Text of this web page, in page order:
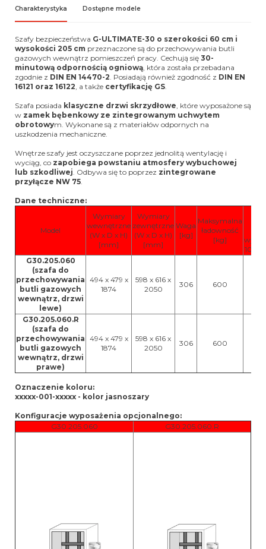
Charakterystyka Dostępne modele
Szafy bezpieczeństwa G-ULTIMATE-30 o szerokości 60 cm i
wysokości 205 cm przeznaczone są do przechowywania butli
gazowych wewnątrz pomieszczeń pracy. Cechują się 30-
minutową odpornością ogniową, która została przebadana
zgodnie z DIN EN 14470-2. Posiadają również zgodność z DIN EN
16121 oraz 16122, a także certyfikację GS.
Szafa posiada klasyczne drzwi skrzydłowe, które wyposażone są
w zamek bębenkowy ze zintegrowanym uchwytem
obrotowym. Wykonane są z materiałów odpornych na
uszkodzenia mechaniczne.
Wnętrze szafy jest oczyszczane poprzez jednolitą wentylację i
wyciąg, co zapobiega powstaniu atmosfery wybuchowej
lub szkodliwej. Odbywa się to poprzez zintegrowane
przyłącze NW 75.
Dane techniczne:
Model
Wymiary
wewnętrzne
(W x D x H)
[mm]
Wymiary
zewnętrzne
(W x D x H)
[mm]
Waga
[kg]
Maksymalna
ładowność
[kg]
10
G30.205.060
(szafa do
przechowywania
butli gazowych
wewnątrz, drzwi
lewe)
494 x 479 x
1874
598 x 616 x
2050
306 600
G30.205.060.R
(szafa do
przechowywania
butli gazowych
wewnątrz, drzwi
prawe)
494 x 479 x
1874
598 x 616 x
2050
306 600
Oznaczenie koloru:
xxxxx-001-xxxxx - kolor jasnoszary
Konfiguracje wyposażenia opcjonalnego:
G30.205.060
G30.205.060.R